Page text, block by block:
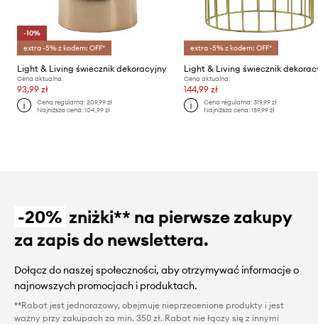
-10%
extra -5% z kodem: OFF*
Light & Living świecznik dekoracyjny
Cena aktualna:
93,99 zł
Cena regularna:209,99 zł
Najniższa cena:104,99 zł
extra -5% z kodem: OFF*
Light & Living świecznik
Cena aktualna:
144,99 zł
Cena regularna: 319,99 zł
Najniższa cena: 159,99 zł
-20% zniżki** na pierwsze zakupy
za zapis do newslettera.
Dołącz do naszej społeczności, aby otrzymywać informacje o
najnowszych promocjach i produktach.
**Rabat jest jednorazowy, obejmuje nieprzecenione produkty i jest
ważny przy zakupach za min. 350 zł. Rabat nie łączy się z innymi